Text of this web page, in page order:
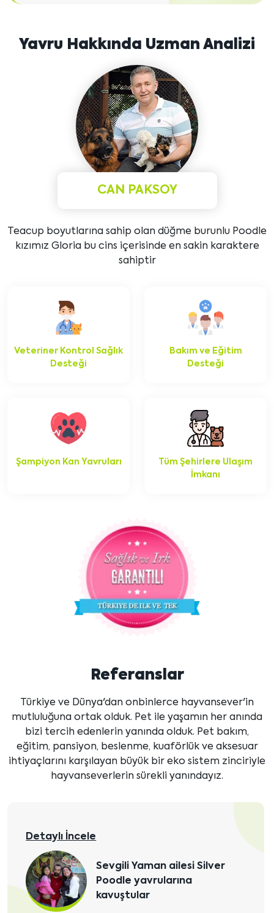
Yavru Hakkında Uzman Analizi
CAN PAKSOY
Teacup boyutlarına sahip olan düğme burunlu Poodle
kızımız Gloria bu cins içerisinde en sakin karaktere
sahiptir
Veteriner Kontrol Sağlık
Desteği
Bakım ve Eğitim
Desteği
Şampiyon Kan Yavruları
Tüm Şehirlere Ulaşım
İmkanı
Referanslar
Türkiye ve Dünya'dan onbinlerce hayvansever'in
mutluluğuna ortak olduk. Pet ile yaşamın her anında
bizi tercih edenlerin yanında olduk. Pet bakım,
eğitim, pansiyon, beslenme, kuaförlük ve aksesuar
ihtiyaçlarını karşılayan büyük bir eko sistem zinciriyle
hayvanseverlerin sürekli yanındayız.
Detaylı İncele
Pansiyonerlerimizden
Poodle Şiva